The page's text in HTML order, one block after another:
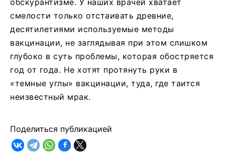
смелости только отстаивать древние,
десятилетиями используемые методы
вакцинации, не заглядывая при этом слишком
глубоко в суть проблемы, которая обостряется
год от года. Не хотят протянуть руки в
«темные углы» вакцинации, туда, где таится
неизвестный мрак.
Поделиться публикацией